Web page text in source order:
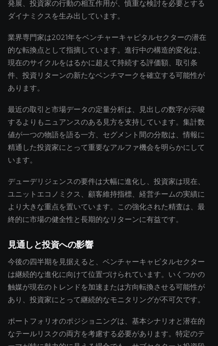
発展、投資家の行動の相互作用が、慎重な検討を必要とする
ダイナミクスを生み出しています。
業界専門家は2021年をベンチャーキャピタルセクターの潜在
的な転換点として指摘しています。進行中の構造的変化は、
現在のサイクルをはるかに超えて持続する評価額、取引条
件、投資リターンの新たなベンチマークを確立する可能性が
あります。
最近の取引と市場データの定量分析は、見出しの数字が示唆
するよりもニュアンスのある見方を支持しています。集計数
値が一つの物語を語る一方、セグメント間の分散は、情報に
精通した投資家にとって重要なアルファ機会を明らかにして
います。
デューデリジェンスの要件は大幅に進化し、投資家は現在、
ユニットエコノミクス、顧客維持指標、経営チームの実績に
より大きな重点を置いています。この強化された精査は、最
終的に市場の健全性と長期的なリターンに有益です。
見通しと投資への影響
今後の四半期を見据えると、ベンチャーキャピタルセクター
は継続的な進化に向けて位置づけられています。いくつかの
触媒が現在のトレンドを加速または方向転換させる可能性が
あり、投資家にとって継続的なモニタリングが不可欠です。
ポートフォリオのポジショニングは、基本シナリオと潜在的
なテールリスクの両方を考慮する必要があります。特定のテ